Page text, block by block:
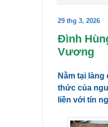
29 thg 3, 2026
Đình
Vương
Nằm tại
thức của
liền với tín